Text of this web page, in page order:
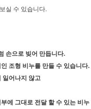
실 수 있습니다.
손으로 빚어 만듭니다.
조형 비누를 만들 수 있습니다.
어나지 않고
에 그대로 전달 할 수 있는 비누